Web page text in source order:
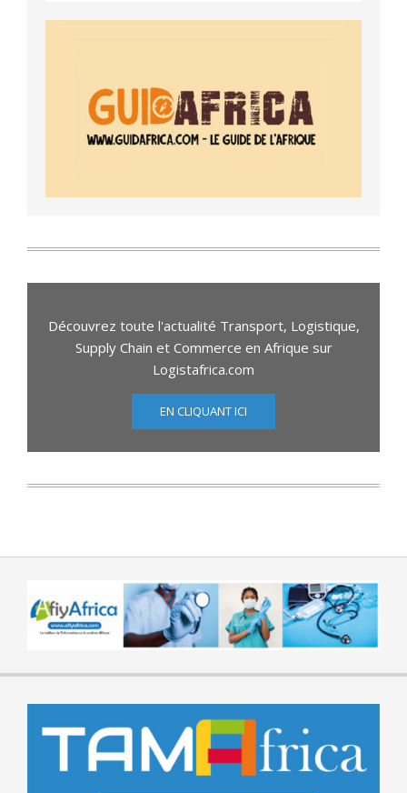
Découvrez toute l'actualité Transport, Logistique,
Supply Chain et Commerce en Afrique sur
Logistafrica.com
EN CLIQUANT ICI